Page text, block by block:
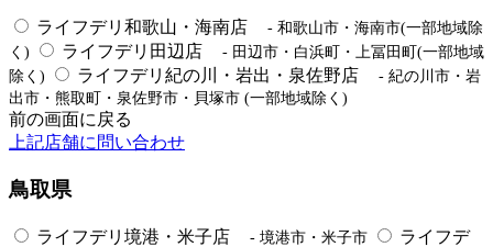
ライフデリ和歌山・海南店
- 和歌山市・海南市(一部地域除
く)
ライフデリ田辺店
- 田辺市・白浜町・上冨田町(一部地域
除く)
ライフデリ紀の川・岩出・泉佐野店
- 紀の川市・岩
出市・熊取町・泉佐野市・貝塚市 (一部地域除く)
前の画面に戻る
上記店舗に問い合わせ
鳥取県
ライフデリ境港・米子店 - 境港市・米子市
ライフデ